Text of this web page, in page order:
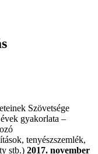
Szövetsége
gyakorlata –
tenyészszemlék,
stb.) 2017. november